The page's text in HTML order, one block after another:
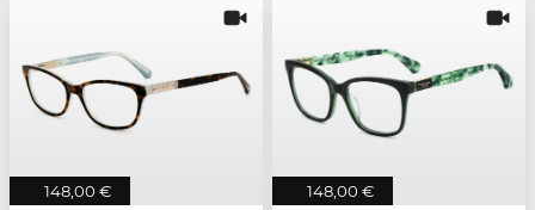
148,00 € 148,00 €